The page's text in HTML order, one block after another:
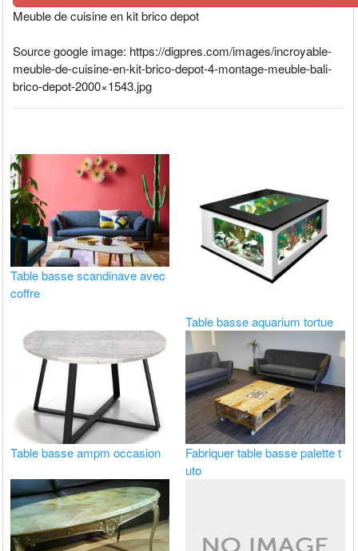
Meuble de cuisine en kit brico depot
Source google image: https://digpres.com/images/incroyable-
meuble-de-cuisine-en-kit-brico-depot-4-montage-meuble-bali-
brico-depot-2000×1543.jpg
Table basse scandinave avec
coffre
Table basse aquarium tortue
Table basse ampm occasion
Fabriquer table basse palette t
uto